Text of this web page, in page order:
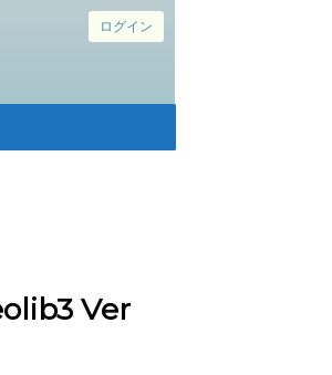
ログイン
Ver